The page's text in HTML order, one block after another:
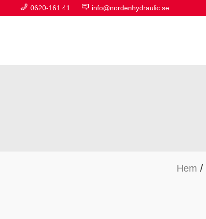
0620-161 41 info@nordenhydraulic.se
Hem /